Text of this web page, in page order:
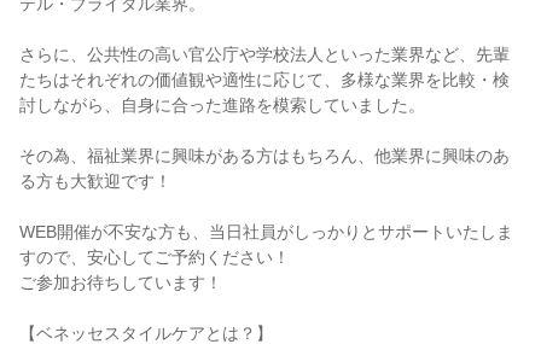
さらに、公共性の高い官公庁や学校法人といった業界など、先輩
たちはそれぞれの価値観や適性に応じて、多様な業界を比較・検
討しながら、自身に合った進路を模索していました。
その為、福祉業界に興味がある方はもちろん、他業界に興味のあ
る方も大歓迎です！
WEB開催が不安な方も、当日社員がしっかりとサポートいたしま
すので、安心してご予約ください！
ご参加お待ちしています！
【ベネッセスタイルケアとは？】